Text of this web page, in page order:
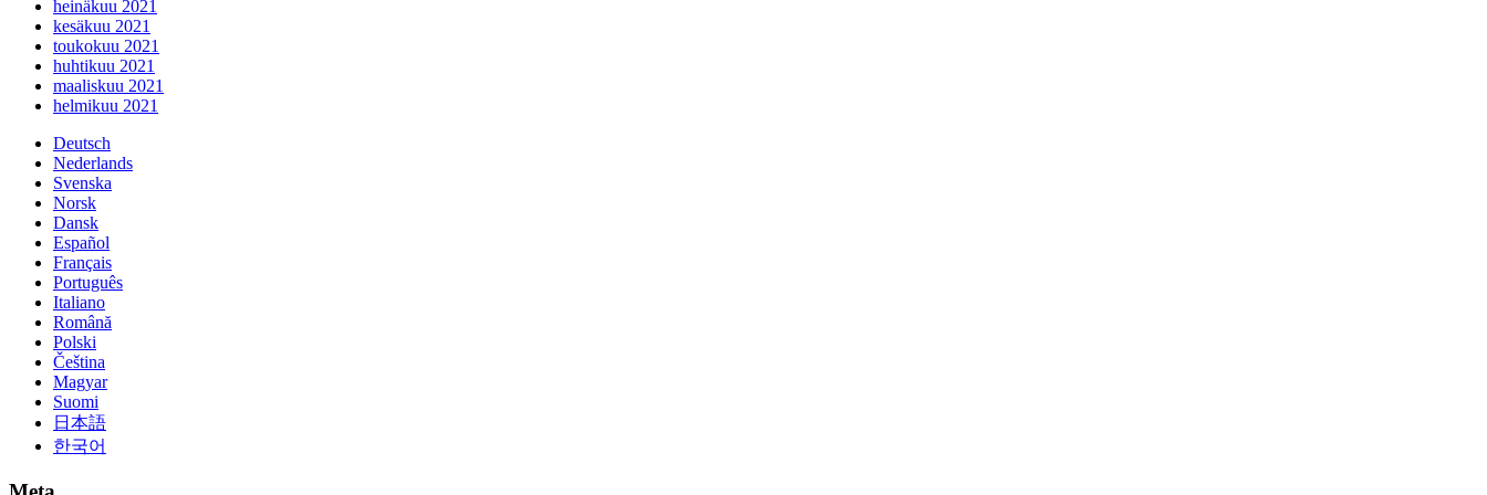
heinäkuu 2021
kesäkuu 2021
toukokuu 2021
huhtikuu 2021
maaliskuu 2021
helmikuu 2021
Deutsch
Nederlands
Svenska
Norsk
Dansk
Español
Français
Português
Italiano
Română
Polski
Čeština
Magyar
Suomi
日本語
한국어